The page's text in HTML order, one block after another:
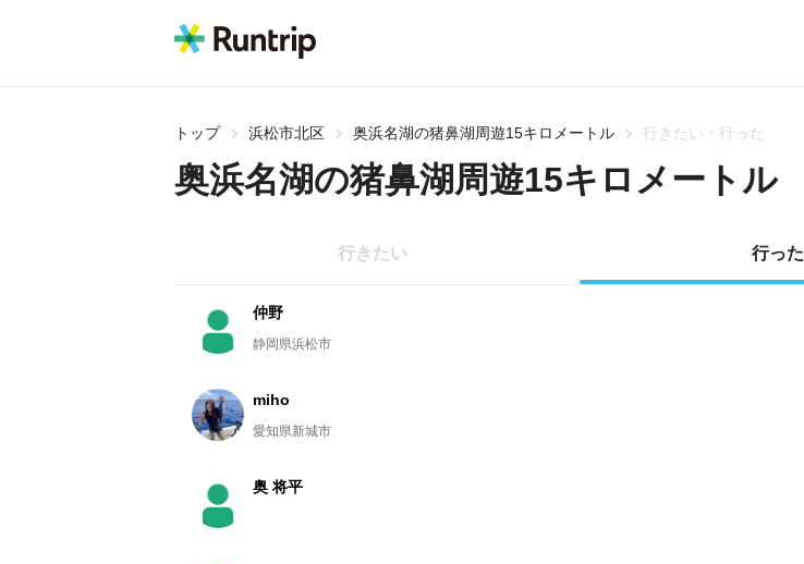
トップ 浜松市北区 奥浜名湖の猪鼻湖周遊15キロメートル 行きたい・行った
奥浜名湖の猪鼻湖周遊15キロメートル
行きたい 行った
仲野
静岡県浜松市
miho
愛知県新城市
奥 将平